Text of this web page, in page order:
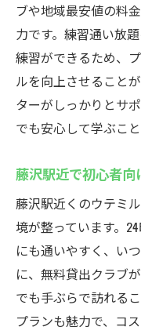
ブや地域最安値の料
力です。練習通い放
練習ができるため、
ルを向上させること
ターがしっかりとサ
でも安心して学ぶこと
藤沢駅近で初心者
藤沢駅近くのウテミ
境が整っています。
にも通いやすく、い
に、無料貸出クラブ
でも手ぶらで訪れる
プランも魅力で、コ